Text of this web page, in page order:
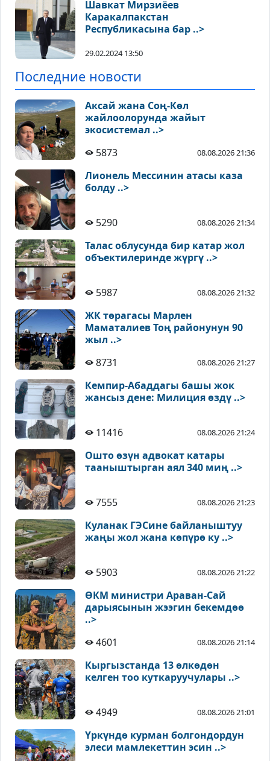
Шавкат Мирзиёев
Каракалпакстан
Республикасына бар ..>
29.02.2024 13:50
Последние новости
Аксай жана Соң-Көл
жайлоолорунда жайыт
экосистемал ..>
5873
08.08.2026 21:36
Лионель Мессинин атасы каза
болду ..>
5290 08.08.2026 21:34
Талас облусунда бир катар жол
объектилеринде жүргү ..>
5987 08.08.2026 21:32
ЖК төрагасы Марлен
Маматалиев Тоң районунун 90
жыл ..>
8731
08.08.2026 21:27
Кемпир-Абаддагы башы жок
жансыз дене: Милиция өздү ..>
11416 08.08.2026 21:24
Ошто өзүн адвокат катары
тааныштырган аял 340 миң ..>
7555 08.08.2026 21:23
Куланак ГЭСине байланыштуу
жаңы жол жана көпүрө ку ..>
5903 08.08.2026 21:22
ӨКМ министри Араван-Сай
дарыясынын жээгин бекемдөө
..>
4601
08.08.2026 21:14
Кыргызстанда 13 өлкөдөн
келген тоо куткаруучулары ..>
4949 08.08.2026 21:01
Үркүндө курман болгондордун
элеси мамлекеттин эсин ..>